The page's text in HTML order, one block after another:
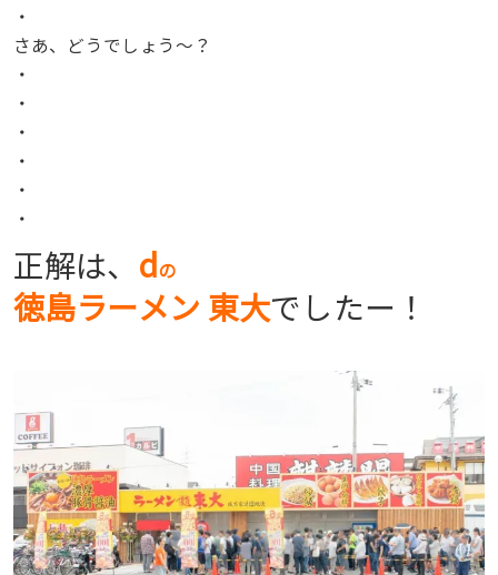
・
さあ、どうでしょう〜？
・
・
・
・
・
・
正解は、 dの
徳島ラーメン 東大でしたー！